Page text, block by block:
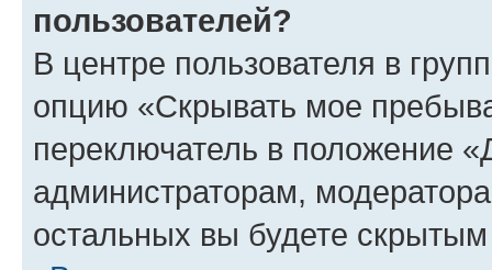
пользователей?
В центре пользователя в
опцию «Скрывать мое
переключатель в положение
администраторам,
остальных вы будете